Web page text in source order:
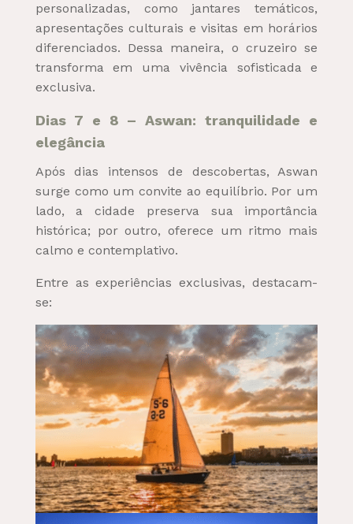
personalizadas, como jantares temáticos,
apresentações culturais e visitas em horários
diferenciados. Dessa maneira, o cruzeiro se
transforma em uma vivência sofisticada e
exclusiva.
Dias 7 e 8 – Aswan: tranquilidade e
elegância
Após dias intensos de descobertas, Aswan
surge como um convite ao equilíbrio. Por um
lado, a cidade preserva sua importância
histórica; por outro, oferece um ritmo mais
calmo e contemplativo.
Entre as experiências exclusivas, destacam-
se: